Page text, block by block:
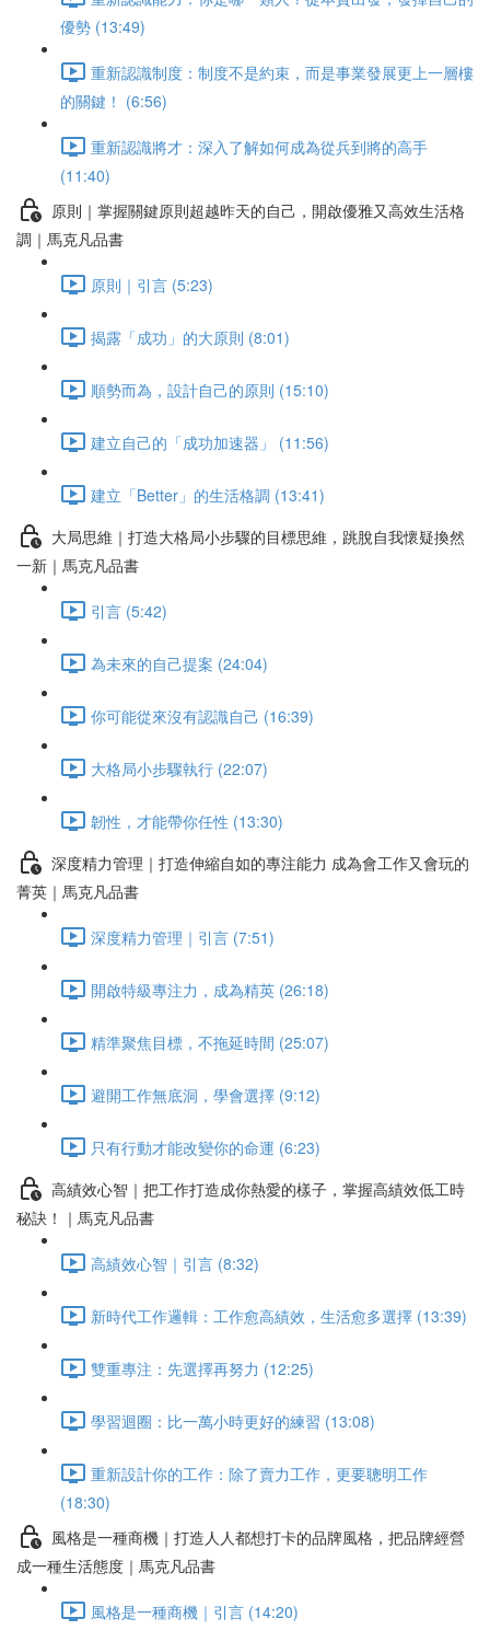
優勢 (13:49)
重新認識制度：制度不是約束，而是事業發展更上一層樓
的關鍵！ (6:56)
重新認識將才：深入了解如何成為從兵到將的高手
(11:40)
原則｜掌握關鍵原則超越昨天的自己，開啟優雅又高效生活格
調｜馬克凡品書
原則｜引言 (5:23)
揭露「成功」的大原則 (8:01)
順勢而為，設計自己的原則 (15:10)
建立自己的「成功加速器」 (11:56)
建立「Better」的生活格調 (13:41)
大局思維｜打造大格局小步驟的目標思維，跳脫自我懷疑換然
一新｜馬克凡品書
引言 (5:42)
為未來的自己提案 (24:04)
你可能從來沒有認識自己 (16:39)
大格局小步驟執行 (22:07)
韌性，才能帶你任性 (13:30)
深度精力管理｜打造伸縮自如的專注能力 成為會工作又會玩的
菁英｜馬克凡品書
深度精力管理｜引言 (7:51)
開啟特級專注力，成為精英 (26:18)
精準聚焦目標，不拖延時間 (25:07)
避開工作無底洞，學會選擇 (9:12)
只有行動才能改變你的命運 (6:23)
高績效心智｜把工作打造成你熱愛的樣子，掌握高績效低工時
秘訣！｜馬克凡品書
高績效心智｜引言 (8:32)
新時代工作邏輯：工作愈高績效，生活愈多選擇 (13:39)
雙重專注：先選擇再努力 (12:25)
學習迴圈：比一萬小時更好的練習 (13:08)
重新設計你的工作：除了賣力工作，更要聰明工作
(18:30)
風格是一種商機｜打造人人都想打卡的品牌風格，把品牌經營
成一種生活態度｜馬克凡品書
風格是一種商機｜引言 (14:20)